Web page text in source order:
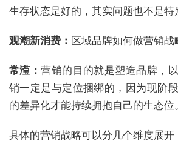
生存状态是好的，其实问题也不是特
观潮新消费： 区域品牌如何做营销战
常滢：营销的目的就是塑造品牌，
销一定是与定位捆绑的，因为现阶
的差异化才能持续拥抱自己的生态位。
具体的营销战略可以分几个维度展开